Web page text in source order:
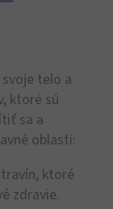
telo a
ktoré sú
sa a
oblasti:
ktoré
zdravie.